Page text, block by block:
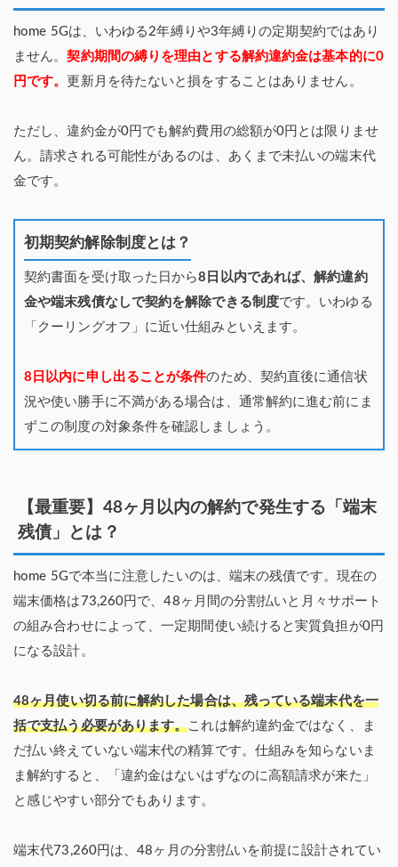
home 5Gは、いわゆる2年縛りや3年縛りの定期契約ではあり
ません。契約期間の縛りを理由とする解約違約金は基本的に0
円です。更新月を待たないと損をすることはありません。
ただし、違約金が0円でも解約費用の総額が0円とは限りませ
ん。請求される可能性があるのは、あくまで未払いの端末代
金です。
初期契約解除制度とは？
契約書面を受け取った日から8日以内であれば、解約違約
金や端末残債なしで契約を解除できる制度です。いわゆる
「クーリングオフ」に近い仕組みといえます。
8日以内に申し出ることが条件のため、契約直後に通信状
況や使い勝手に不満がある場合は、通常解約に進む前にま
ずこの制度の対象条件を確認しましょう。
【最重要】48ヶ月以内の解約で発生する「端末
残債」とは？
home 5Gで本当に注意したいのは、端末の残債です。現在の
端末価格は73,260円で、48ヶ月間の分割払いと月々サポート
の組み合わせによって、一定期間使い続けると実質負担が0円
になる設計。
48ヶ月使い切る前に解約した場合は、残っている端末代を一
括で支払う必要があります。これは解約違約金ではなく、ま
だ払い終えていない端末代の精算です。仕組みを知らないま
ま解約すると、「違約金はないはずなのに高額請求が来た」
と感じやすい部分でもあります。
端末代73,260円は、48ヶ月の分割払いを前提に設計されてい